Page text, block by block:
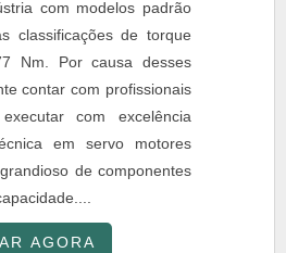
com modelos padrão
classificações de torque
Nm. Por causa desses
contar com profissionais
com excelência
em servo motores
de componentes
AGORA